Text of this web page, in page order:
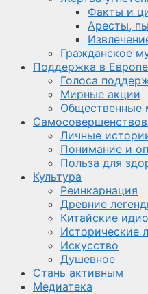
Факты и
Аресты,
Гражданское
Поддержка в Европе
Голоса
Мирные акции
Общественные
Личные
Понимание и
Польза для
Культура
Реинкарнация
Древние
Китайские
Исторические
Искусство
Душевное
Стань активным
Медиатека